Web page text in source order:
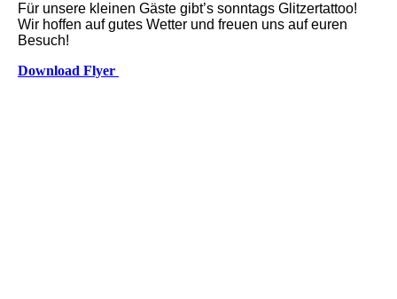
Für unsere kleinen Gäste gibt’s sonntags Glitzertattoo!
Wir hoffen auf gutes Wetter und freuen uns auf euren
Besuch!
Download Flyer